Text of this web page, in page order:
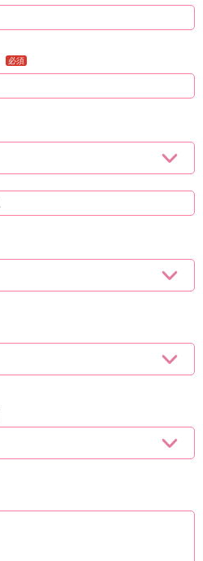
必須